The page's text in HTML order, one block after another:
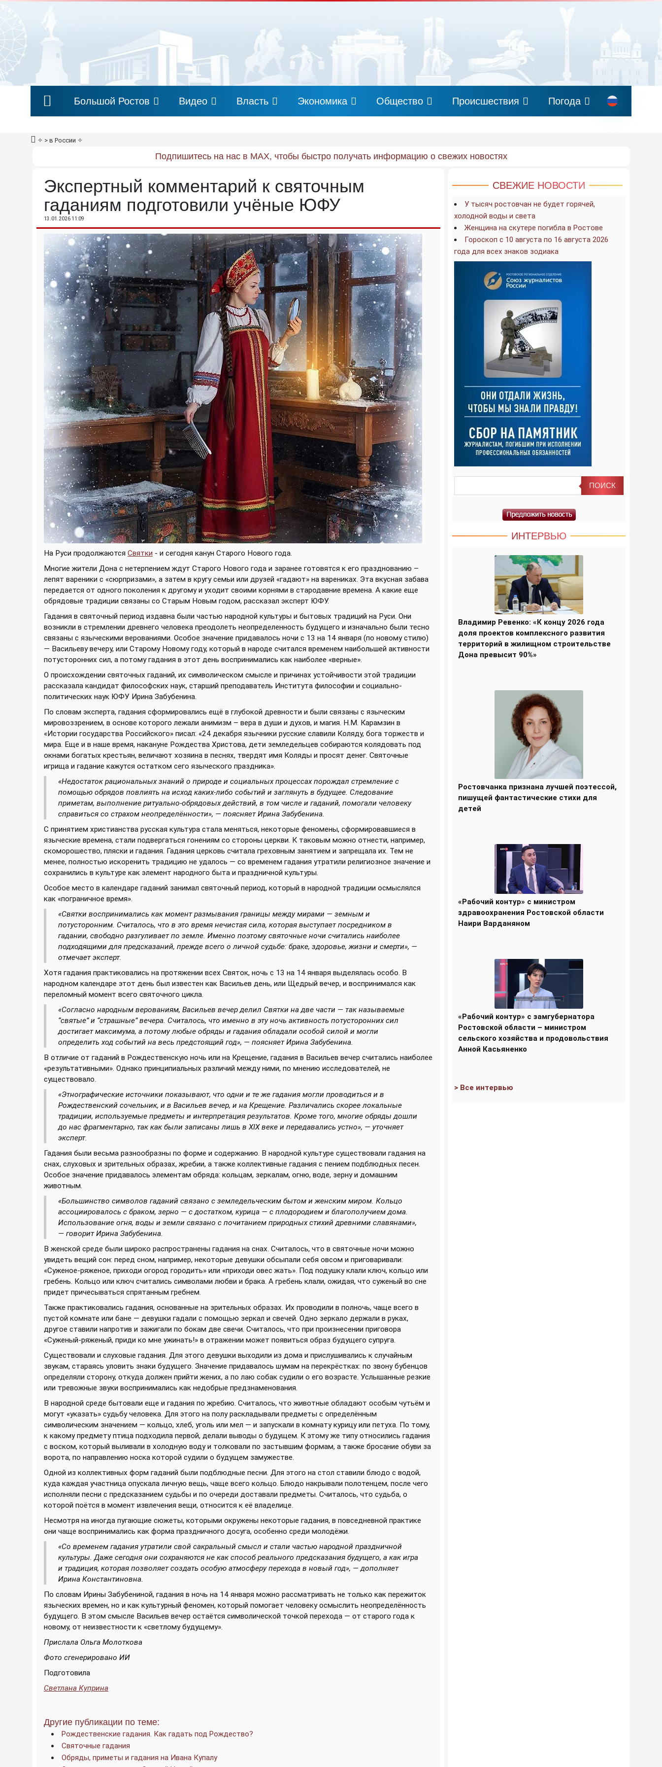
Большой Ростов Видео Власть Экономика Общество Происшествия Погода
✧ > в России ✧
Подпишитесь на нас в MAX, чтобы быстро получать информацию о свежих новостях
Экспертный комментарий к святочным
гаданиям подготовили учёные ЮФУ
13.01.2026 11:09
На Руси продолжаются Святки - и сегодня канун Старого Нового года.
Многие жители Дона с нетерпением ждут Старого Нового года и заранее готовятся к его празднованию –
лепят вареники с «сюрпризами», а затем в кругу семьи или друзей «гадают» на варениках. Эта вкусная забава
передается от одного поколения к другому и уходит своими корнями в стародавние времена. А какие еще
обрядовые традиции связаны со Старым Новым годом, рассказал эксперт ЮФУ.
Гадания в святочный период издавна были частью народной культуры и бытовых традиций на Руси. Они
возникли в стремлении древнего человека преодолеть неопределенность будущего и изначально были тесно
связаны с языческими верованиями. Особое значение придавалось ночи с 13 на 14 января (по новому стилю)
— Васильеву вечеру, или Старому Новому году, который в народе считался временем наибольшей активности
потусторонних сил, а потому гадания в этот день воспринимались как наиболее «верные».
О происхождении святочных гаданий, их символическом смысле и причинах устойчивости этой традиции
рассказала кандидат философских наук, старший преподаватель Института философии и социально-
политических наук ЮФУ Ирина Забубенина.
По словам эксперта, гадания сформировались ещё в глубокой древности и были связаны с языческим
мировоззрением, в основе которого лежали анимизм – вера в души и духов, и магия. Н.М. Карамзин в
«Истории государства Российского» писал: «24 декабря язычники русские славили Коляду, бога торжеств и
мира. Еще и в наше время, накануне Рождества Христова, дети земледельцев собираются колядовать под
окнами богатых крестьян, величают хозяина в песнях, твердят имя Коляды и просят денег. Святочные
игрища и гадание кажутся остатком сего языческого праздника».
«Недостаток рациональных знаний о природе и социальных процессах порождал стремление с
помощью обрядов повлиять на исход каких-либо событий и заглянуть в будущее. Следование
приметам, выполнение ритуально-обрядовых действий, в том числе и гаданий, помогали человеку
справиться со страхом неопределённости», — поясняет Ирина Забубенина.
С принятием христианства русская культура стала меняться, некоторые феномены, сформировавшиеся в
языческие времена, стали подвергаться гонениям со стороны церкви. К таковым можно отнести, например,
скоморошество, пляски и гадания. Гадания церковь считала греховным занятием и запрещала их. Тем не
менее, полностью искоренить традицию не удалось — со временем гадания утратили религиозное значение и
сохранились в культуре как элемент народного быта и праздничной культуры.
Особое место в календаре гаданий занимал святочный период, который в народной традиции осмыслялся
как «пограничное время».
«Святки воспринимались как момент размывания границы между мирами — земным и
потусторонним. Считалось, что в это время нечистая сила, которая выступает посредником в
гадании, свободно разгуливает по земле. Именно поэтому святочные ночи считались наиболее
подходящими для предсказаний, прежде всего о личной судьбе: браке, здоровье, жизни и смерти», —
отмечает эксперт.
Хотя гадания практиковались на протяжении всех Святок, ночь с 13 на 14 января выделялась особо. В
народном календаре этот день был известен как Васильев день, или Щедрый вечер, и воспринимался как
переломный момент всего святочного цикла.
«Согласно народным верованиям, Васильев вечер делил Святки на две части — так называемые
“святые” и “страшные” вечера. Считалось, что именно в эту ночь активность потусторонних сил
достигает максимума, а потому любые обряды и гадания обладали особой силой и могли
определить ход событий на весь предстоящий год», — поясняет Ирина Забубенина.
В отличие от гаданий в Рождественскую ночь или на Крещение, гадания в Васильев вечер считались наиболее
«результативными». Однако принципиальных различий между ними, по мнению исследователей, не
существовало.
«Этнографические источники показывают, что одни и те же гадания могли проводиться и в
Рождественский сочельник, и в Васильев вечер, и на Крещение. Различались скорее локальные
традиции, используемые предметы и интерпретация результатов. Кроме того, многие обряды дошли
до нас фрагментарно, так как были записаны лишь в XIX веке и передавались устно», — уточняет
эксперт.
Гадания были весьма разнообразны по форме и содержанию. В народной культуре существовали гадания на
снах, слуховых и зрительных образах, жребии, а также коллективные гадания с пением подблюдных песен.
Особое значение придавалось элементам обряда: кольцам, зеркалам, огню, воде, зерну и домашним
животным.
«Большинство символов гаданий связано с земледельческим бытом и женским миром. Кольцо
ассоциировалось с браком, зерно — с достатком, курица — с плодородием и благополучием дома.
Использование огня, воды и земли связано с почитанием природных стихий древними славянами»,
— говорит Ирина Забубенина.
В женской среде были широко распространены гадания на снах. Считалось, что в святочные ночи можно
увидеть вещий сон: перед сном, например, некоторые девушки обсыпали себя овсом и приговаривали:
«Суженое-ряженое, приходи огород городить» или «приходи овес жать». Под подушку клали ключ, кольцо или
гребень. Кольцо или ключ считались символами любви и брака. А гребень клали, ожидая, что суженый во сне
придет причесываться спрятанным гребнем.
Также практиковались гадания, основанные на зрительных образах. Их проводили в полночь, чаще всего в
пустой комнате или бане — девушки гадали с помощью зеркал и свечей. Одно зеркало держали в руках,
другое ставили напротив и зажигали по бокам две свечи. Считалось, что при произнесении приговора
«Суженый-ряженый, приди ко мне ужинать!» в отражении может появиться образ будущего супруга.
Существовали и слуховые гадания. Для этого девушки выходили из дома и прислушивались к случайным
звукам, стараясь уловить знаки будущего. Значение придавалось шумам на перекрёстках: по звону бубенцов
определяли сторону, откуда должен прийти жених, а по лаю собак судили о его возрасте. Услышанные резкие
или тревожные звуки воспринимались как недобрые предзнаменования.
В народной среде бытовали еще и гадания по жребию. Считалось, что животные обладают особым чутьём и
могут «указать» судьбу человека. Для этого на полу раскладывали предметы с определённым
символическим значением — кольцо, хлеб, уголь или мел — и запускали в комнату курицу или петуха. По тому,
к какому предмету птица подходила первой, делали выводы о будущем. К этому же типу относились гадания
с воском, который выливали в холодную воду и толковали по застывшим формам, а также бросание обуви за
ворота, по направлению носка которой судили о будущем замужестве.
Одной из коллективных форм гаданий были подблюдные песни. Для этого на стол ставили блюдо с водой,
куда каждая участница опускала личную вещь, чаще всего кольцо. Блюдо накрывали полотенцем, после чего
исполняли песни с предсказанием судьбы и по очереди доставали предметы. Считалось, что судьба, о
которой поётся в момент извлечения вещи, относится к её владелице.
Несмотря на иногда пугающие сюжеты, которыми окружены некоторые гадания, в повседневной практике
они чаще воспринимались как форма праздничного досуга, особенно среди молодёжи.
«Со временем гадания утратили свой сакральный смысл и стали частью народной праздничной
культуры. Даже сегодня они сохраняются не как способ реального предсказания будущего, а как игра
и традиция, которая позволяет создать особую атмосферу перехода в новый год», — дополняет
Ирина Константиновна.
По словам Ирины Забубениной, гадания в ночь на 14 января можно рассматривать не только как пережиток
языческих времен, но и как культурный феномен, который помогает человеку осмыслить неопределённость
будущего. В этом смысле Васильев вечер остаётся символической точкой перехода — от старого года к
новому, от неизвестности к «светлому будущему».
Прислала Ольга Молоткова
Фото сгенерировано ИИ
Подготовила
Светлана Куприна
Другие публикации по теме:
Рождественские гадания. Как гадать под Рождество?
Святочные гадания
Обряды, приметы и гадания на Ивана Купалу
СВЕЖИЕ НОВОСТИ
У тысяч ростовчан не будет горячей,
холодной воды и света
Женщина на скутере погибла в Ростове
Гороскоп с 10 августа по 16 августа 2026
года для всех знаков зодиака
ИНТЕРВЬЮ
Владимир Ревенко: «К концу 2026 года
доля проектов комплексного развития
территорий в жилищном строительстве
Дона превысит 90%»
Ростовчанка признана лучшей поэтессой,
пишущей фантастические стихи для
детей
«Рабочий контур» с министром
здравоохранения Ростовской области
Наири Варданяном
«Рабочий контур» с замгубернатора
Ростовской области – министром
сельского хозяйства и продовольствия
Анной Касьяненко
> Все интервью